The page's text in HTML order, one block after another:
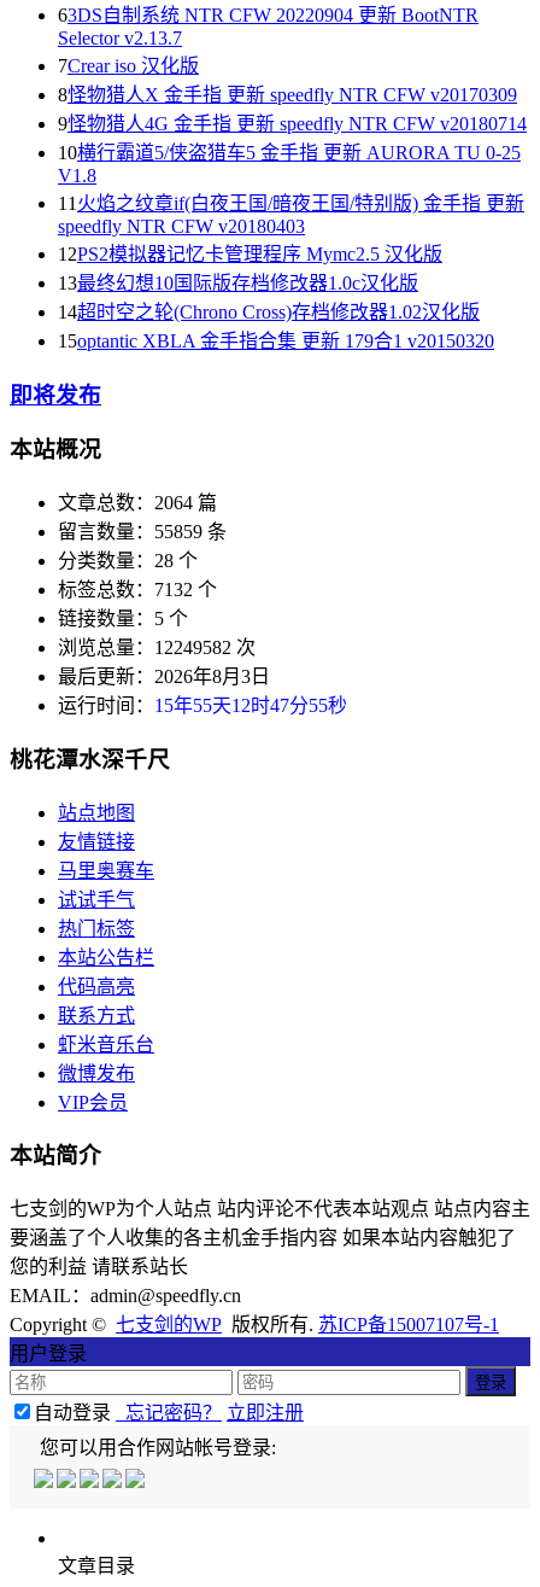
63DS自制系统 NTR CFW 20220904 更新 BootNTR
Selector v2.13.7
7Crear iso 汉化版
8怪物猎人X 金手指 更新 speedfly NTR CFW v20170309
9怪物猎人4G 金手指 更新 speedfly NTR CFW v20180714
10横行霸道5/侠盗猎车5 金手指 更新 AURORA TU 0-25
V1.8
11 火焰之纹章if(白夜王国/暗夜王国/特别版) 金手指 更新
speedfly NTR CFW v20180403
12PS2模拟器记忆卡管理程序 Mymc2.5 汉化版
13最终幻想10国际版存档修改器1.0c汉化版
14超时空之轮(Chrono Cross)存档修改器1.02汉化版
15optantic XBLA 金手指合集 更新 179合1 v20150320
即将发布
本站概况
文章总数：2064 篇
留言数量：55859 条
分类数量：28 个
标签总数：7132 个
链接数量：5 个
浏览总量：12249582 次
最后更新：2026年8月3日
运行时间： 15年55天12时47分55秒
桃花潭水深千尺
站点地图
友情链接
马里奥赛车
试试手气
热门标签
本站公告栏
代码高亮
联系方式
虾米音乐台
微博发布
VIP会员
本站简介
七支剑的WP为个人站点 站内评论不代表本站观点 站点内容主
要涵盖了个人收集的各主机金手指内容 如果本站内容触犯了
您的利益 请联系站长
EMAIL：admin@speedfly.cn
Copyright © 七支剑的WP 版权所有. 苏ICP备15007107号-1
用户登录
自动登录 忘记密码？
立即注册
您可以用合作网站帐号登录:
文章目录